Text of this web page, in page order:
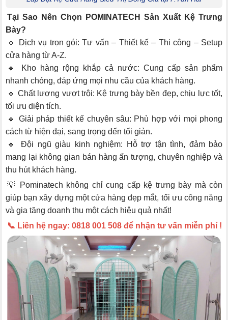
Tại Sao Nên Chọn POMINATECH Sản Xuất Kệ Trưng
Bày?
🔹 Dịch vụ trọn gói: Tư vấn – Thiết kế – Thi công – Setup
cửa hàng từ A-Z.
🔹 Kho hàng rộng khắp cả nước: Cung cấp sản phẩm
nhanh chóng, đáp ứng mọi nhu cầu của khách hàng.
🔹 Chất lượng vượt trội: Kệ trưng bày bền đẹp, chịu lực tốt,
tối ưu diện tích.
🔹 Giải pháp thiết kế chuyên sâu: Phù hợp với mọi phong
cách từ hiện đại, sang trọng đến tối giản.
🔹 Đội ngũ giàu kinh nghiệm: Hỗ trợ tận tình, đảm bảo
mang lại không gian bán hàng ấn tượng, chuyên nghiệp và
thu hút khách hàng.
💡 Pominatech không chỉ cung cấp kệ trưng bày mà còn
giúp bạn xây dựng một cửa hàng đẹp mắt, tối ưu công năng
và gia tăng doanh thu một cách hiệu quả nhất!
📞 Liên hệ ngay: 0818 001 508 để nhận tư vấn miễn phí !